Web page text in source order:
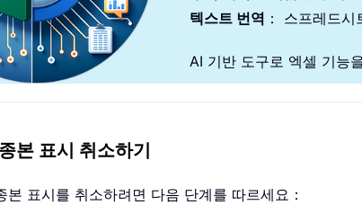
텍스트 번역 ： 스프레드
AI 기반 도구로 엑셀 기능
본 표시 취소하기
본 표시를 취소하려면 다음 단계를 따르세요：